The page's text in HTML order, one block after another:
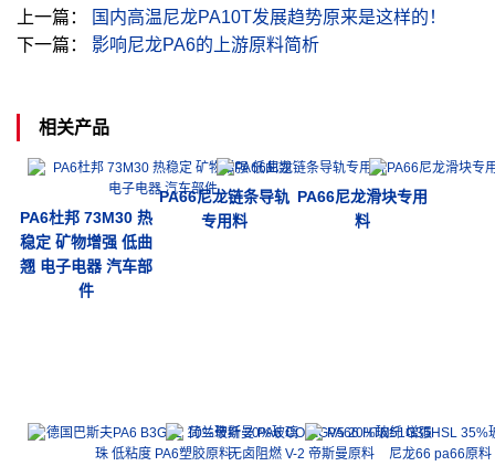
上一篇：
国内高温尼龙PA10T发展趋势原来是这样的！
下一篇： 影响尼龙PA6的上游原料简析
相关产品
PA6杜邦 73M30 热
稳定 矿物增强 低曲
翘 电子电器 汽车部
件
PA66尼龙链条导轨
专用料
PA66尼龙滑块专用
料